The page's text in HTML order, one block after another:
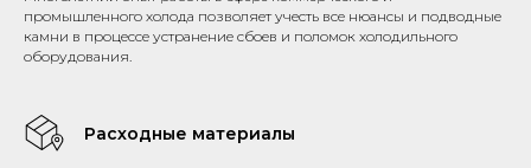
промышленного холода позволяет учесть все нюансы и подводные
камни в процессе устранение сбоев и поломок холодильного
оборудования.
Расходные материалы